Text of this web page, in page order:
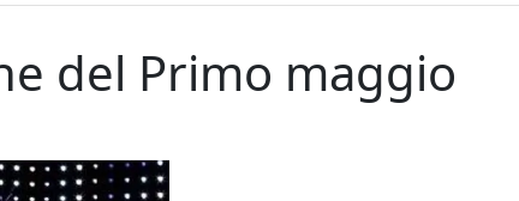
del Primo maggio